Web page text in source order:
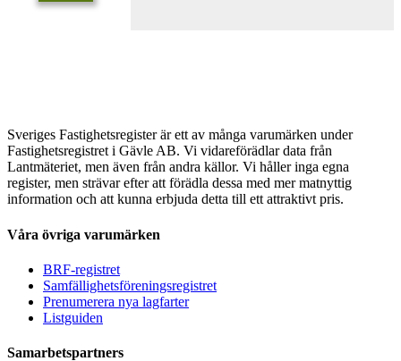
Sveriges Fastighetsregister är ett av många varumärken under
Fastighetsregistret i Gävle AB. Vi vidareförädlar data från
Lantmäteriet, men även från andra källor. Vi håller inga egna
register, men strävar efter att förädla dessa med mer matnyttig
information och att kunna erbjuda detta till ett attraktivt pris.
Våra övriga varumärken
BRF-registret
Samfällighetsföreningsregistret
Prenumerera nya lagfarter
Listguiden
Samarbetspartners